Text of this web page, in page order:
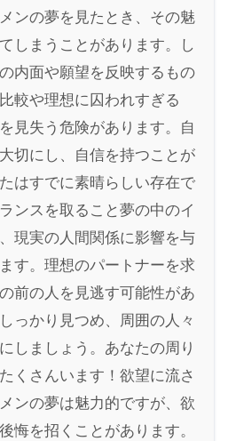
ンの夢を見たとき、その魅
しまうことがあります。し
内面や願望を反映するもの
較や理想に囚われすぎる
見失う危険があります。自
切にし、自信を持つことが
はすでに素晴らしい存在で
ンスを取ること夢の中のイ
現実の人間関係に影響を与
す。理想のパートナーを求
前の人を見逃す可能性があ
っかり見つめ、周囲の人々
しましょう。あなたの周り
くさんいます！欲望に流さ
ンの夢は魅力的ですが、欲
悔を招くことがあります。